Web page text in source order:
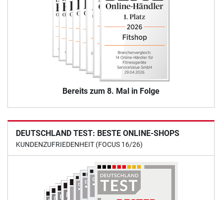
Bereits zum 8. Mal in Folge
DEUTSCHLAND TEST: BESTE ONLINE-SHOPS
KUNDENZUFRIEDENHEIT (FOCUS 16/26)